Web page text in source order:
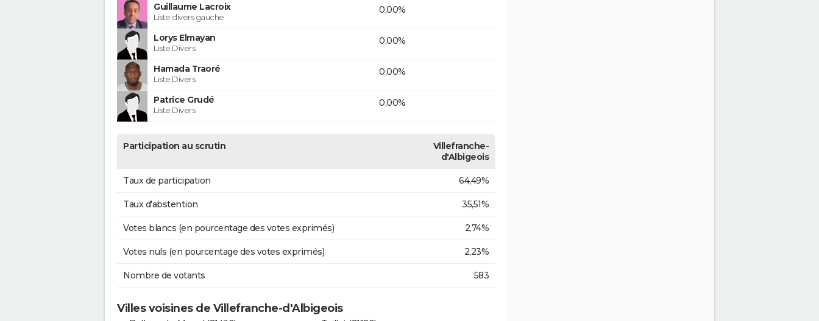
Guillaume Lacroix
Liste divers gauche
0,00%
Lorys Elmayan
Liste Divers
0,00%
Hamada Traoré
Liste Divers
0,00%
Patrice Grudé
Liste Divers
0,00%
Participation au scrutin
Villefranche-
d'Albigeois
Taux de participation 64,49%
Taux d'abstention 35,51%
Votes blancs (en pourcentage des votes exprimés) 2,74%
Votes nuls (en pourcentage des votes exprimés) 2,23%
Nombre de votants 583
Villes voisines de Villefranche-d'Albigeois